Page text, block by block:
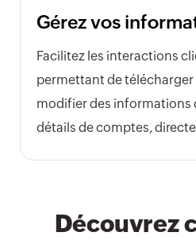
Gérez vos
Facilitez les interactions
permettant de
modifier des informations
détails de comptes,
Découvrez